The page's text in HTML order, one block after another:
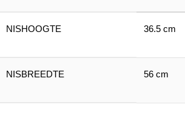
NISHOOGTE 36.5 cm
NISBREEDTE 56 cm